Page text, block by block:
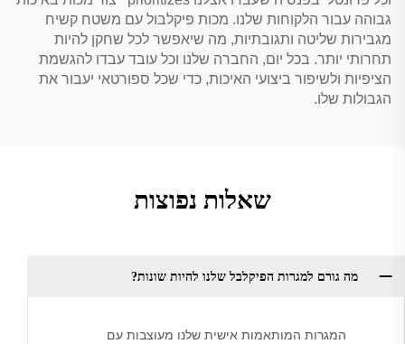
גבוהה עבור הלקוחות שלנו. מכות פיקלבול עם משטח קשיח
מגבירות שליטה ותגובתיות, מה שיאפשר לכל שחקן להיות
תחרותי יותר. בכל יום, החברה שלנו וכל עובד עבדו להגשמת
הציפיות ולשיפור ביצועי האיכות, כדי שכל ספורטאי יעבור את
הגבולות שלו.
שאלות נפוצות
מה גורם למגרות הפיקלבל שלנו להיות שונות?
המגרות המותאמות אישית שלנו מעוצבות עם